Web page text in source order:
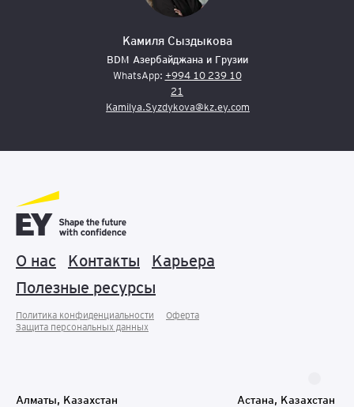
Камиля Сыздыкова
BDM Азербайджана и Грузии
WhatsApp: +994 10 239 10
21
Kamilya.Syzdykova@kz.ey.com
О нас Контакты
Карьера
Полезные ресурсы
Политика конфиденциальности
Оферта
Защита персональных данныx
Алматы, Казахстан Астана, Казахстан